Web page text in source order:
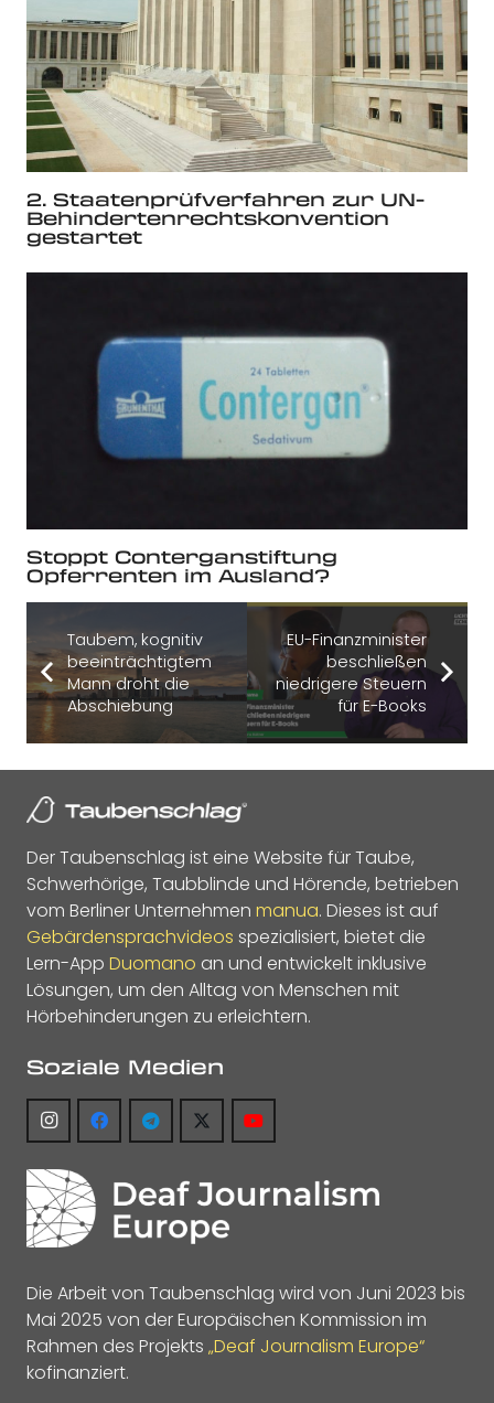
2. Staatenprüfverfahren zur UN-
Behindertenrechtskonvention
gestartet
Stoppt Conterganstiftung
Opferrenten im Ausland?
Taubem, kognitiv
beeinträchtigtem
Mann droht die
Abschiebung
EU-Finanzminister
beschließen
niedrigere Steuern
für E-Books
Der Taubenschlag ist eine Website für Taube,
Schwerhörige, Taubblinde und Hörende, betrieben
vom Berliner Unternehmen manua. Dieses ist auf
Gebärdensprachvideos spezialisiert, bietet die
Lern-App Duomano an und entwickelt inklusive
Lösungen, um den Alltag von Menschen mit
Hörbehinderungen zu erleichtern.
Soziale Medien
Die Arbeit von Taubenschlag wird von Juni 2023 bis
Mai 2025 von der Europäischen Kommission im
Rahmen des Projekts „Deaf Journalism Europe“
kofinanziert.